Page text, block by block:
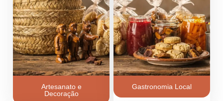
Artesanato e
Decoração
Gastronomia Local